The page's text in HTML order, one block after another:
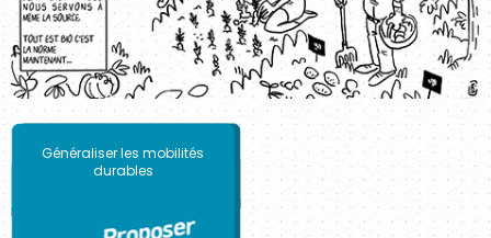
Généraliser les mobilités
durables